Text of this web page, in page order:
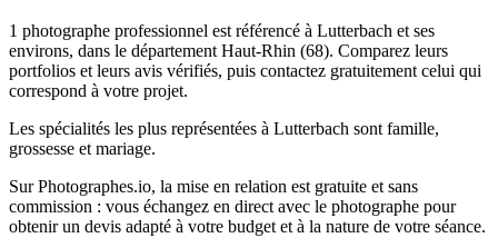
1 photographe professionnel est référencé à Lutterbach et ses
environs, dans le département Haut-Rhin (68). Comparez leurs
portfolios et leurs avis vérifiés, puis contactez gratuitement celui qui
correspond à votre projet.
Les spécialités les plus représentées à Lutterbach sont famille,
grossesse et mariage.
Sur Photographes.io, la mise en relation est gratuite et sans
commission : vous échangez en direct avec le photographe pour
obtenir un devis adapté à votre budget et à la nature de votre séance.